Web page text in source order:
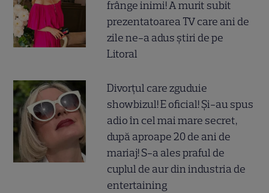
frânge inimi! A murit subit
prezentatoarea TV care ani de
zile ne-a adus știri de pe
Litoral
Divorțul care zguduie
showbizul! E oficial! Și-au spus
adio în cel mai mare secret,
după aproape 20 de ani de
mariaj! S-a ales praful de
cuplul de aur din industria de
entertaining